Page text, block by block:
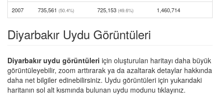
2007 735,561 (50.4%) 725,153 (49.6%) 1,460,714
Diyarbakır Uydu Görüntüleri
Diyarbakır uydu görüntüleri için oluşturulan haritayı daha büyük
görüntüleyebilir, zoom arttırarak ya da azaltarak detaylar hakkında
daha net bilgiler edinebilirsiniz. Uydu görüntüleri için yukarıdaki
haritanın sol alt kısmında bulunan uydu modunu tıklayınız.